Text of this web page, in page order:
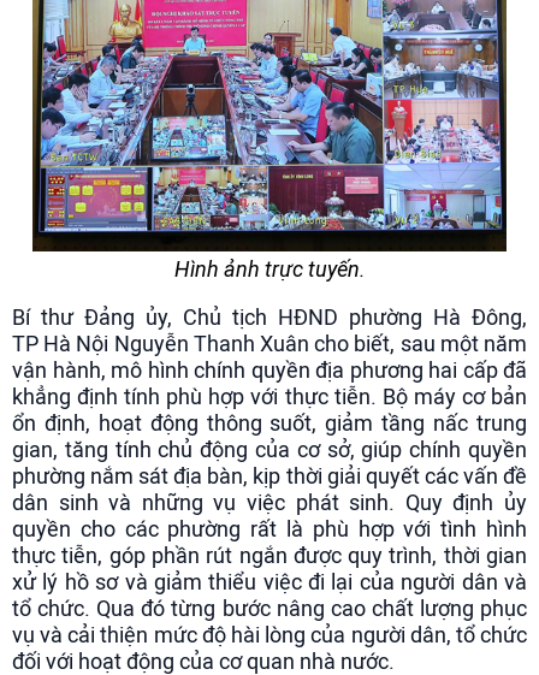
Hình ảnh trực tuyến.
Bí thư Đảng ủy, Chủ tịch HĐND phường Hà Đông,
TP Hà Nội Nguyễn Thanh Xuân cho biết, sau một năm
vận hành, mô hình chính quyền địa phương hai cấp đã
khẳng định tính phù hợp với thực tiễn. Bộ máy cơ bản
ổn định, hoạt động thông suốt, giảm tầng nấc trung
gian, tăng tính chủ động của cơ sở, giúp chính quyền
phường nắm sát địa bàn, kịp thời giải quyết các vấn đề
dân sinh và những vụ việc phát sinh. Quy định ủy
quyền cho các phường rất là phù hợp với tình hình
thực tiễn, góp phần rút ngắn được quy trình, thời gian
xử lý hồ sơ và giảm thiểu việc đi lại của người dân và
tổ chức. Qua đó từng bước nâng cao chất lượng phục
vụ và cải thiện mức độ hài lòng của người dân, tổ chức
đối với hoạt động của cơ quan nhà nước.